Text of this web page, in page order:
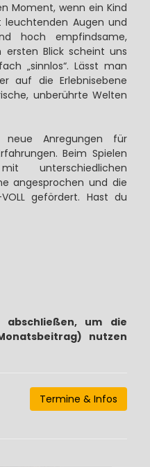
Moment, wenn ein Kind
Augen und
hoch empfindsame,
ersten Blick scheint uns
„sinnlos“. Lässt man
auf die Erlebnisebene
unberührte Welten
Anregungen für
Beim Spielen
unterschiedlichen
angesprochen und die
gefördert. Hast du
um die
nutzen
Termine & Infos